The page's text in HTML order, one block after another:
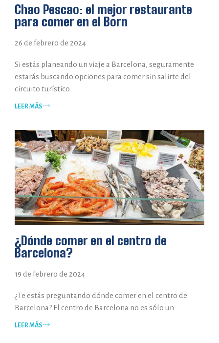
Chao Pescao: el mejor restaurante
para comer en el Born
26 de febrero de 2024
Si estás planeando un viaje a Barcelona, seguramente
estarás buscando opciones para comer sin salirte del
circuito turístico
LEER MÁS
¿Dónde comer en el centro de
Barcelona?
19 de febrero de 2024
¿Te estás preguntando dónde comer en el centro de
Barcelona? El centro de Barcelona no es sólo un
LEER MÁS